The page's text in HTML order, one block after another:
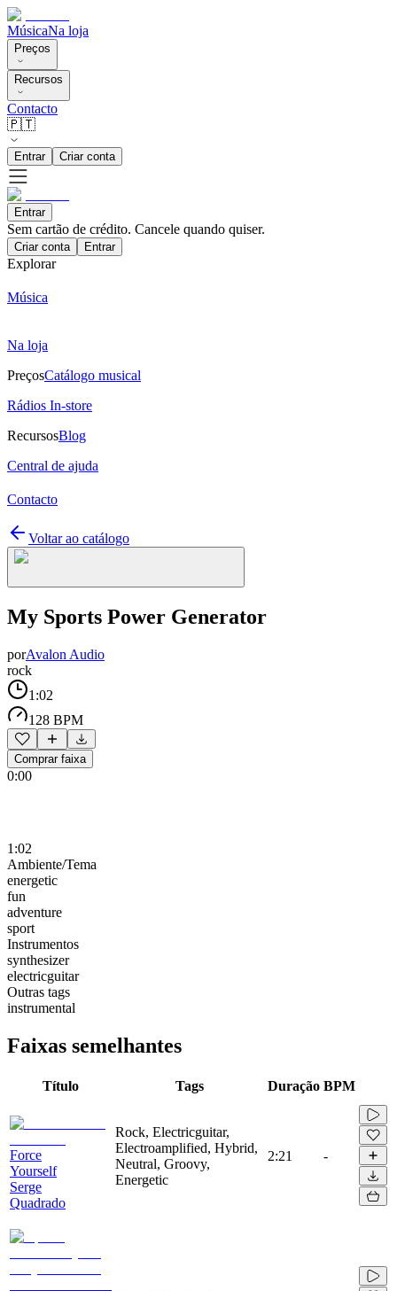
MúsicaNa loja
Preços
Recursos
Contacto
🇵🇹
Entrar Criar conta
Entrar
Sem cartão de crédito. Cancele quando quiser.
Criar conta Entrar
Explorar
Música
Na loja
PreçosCatálogo musical
Rádios In-store
RecursosBlog
Central de ajuda
Contacto
Voltar ao catálogo
My Sports Power Generator
porAvalon Audio
rock
1:02
128 BPM
Comprar faixa
0:00
1:02
Ambiente/Tema
energetic
fun
adventure
sport
Instrumentos
synthesizer
electricguitar
Outras tags
instrumental
Faixas semelhantes
Título Tags Duração BPM
Force
Yourself
Serge
Quadrado
Rock, Electricguitar,
Electroamplified, Hybrid,
Neutral, Groovy,
Energetic
2:21 -